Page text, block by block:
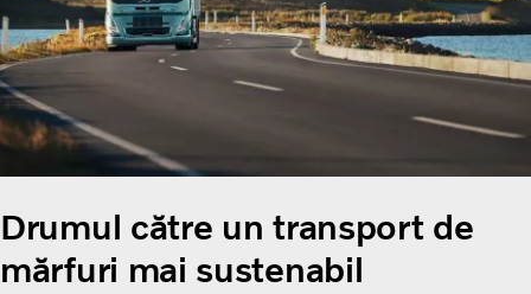
Drumul către un transport de
mărfuri mai sustenabil